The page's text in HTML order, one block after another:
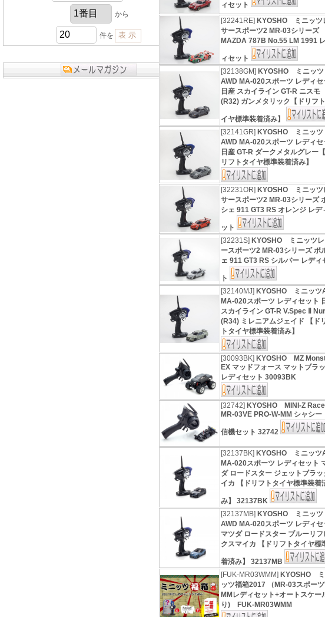
から
件を
ィセット
[32241RE] KYOSHO ミニッツ
サースポーツ2 MR-03シリーズ
MAZDA 787B No.55 LM 1991
ィセット
[32138GM] KYOSHO ミニッツ
AWD MA-020スポーツ レディセ
日産 スカイライン GT-R ニスモ
(R32) ガンメタリック【ドリフ
イヤ標準装着済み】
[32141GR] KYOSHO ミニッツ
AWD MA-020スポーツ レディセ
日産 GT-R ダークメタルグレー
リフトタイヤ標準装着済み】
[32231OR] KYOSHO ミニッツ
サースポーツ2 MR-03シリーズ
シェ 911 GT3 RS オレンジ レデ
ット
[32231S] KYOSHO ミニッツレ
ースポーツ2 MR-03シリーズ ポ
ェ 911 GT3 RS シルバー レディ
ト
[32140MJ] KYOSHO ミニッツ
MA-020スポーツ レディセット
スカイライン GT-R V.Spec Ⅱ Nur
(R34) ミレニアムジェイド 【ド
トタイヤ標準装着済み】
[30093BK] KYOSHO MZ
EX マッドフォース マットブラ
レディセット 30093BK
[32742] KYOSHO MINI-Z
MR-03VE PRO-W-MM シャシー
信機セット 32742
[32137BK] KYOSHO ミニッツ
MA-020スポーツ レディセット
ダ ロードスター ジェットブラッ
イカ 【ドリフトタイヤ標準装着
み】 32137BK
[32137MB] KYOSHO ミニッツ
AWD MA-020スポーツ レディセ
マツダ ロードスター ブルーリフ
クスマイカ 【ドリフトタイヤ標
着済み】 32137MB
[FUK-MR03WMM] KYOSHO
ッツ福箱2017 （MR-03スポー
MMレディセット+オートスケー
り) FUK-MR03WMM